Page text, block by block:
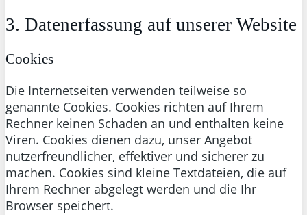
3. Datenerfassung auf unserer Website
Cookies
Die Internetseiten verwenden teilweise so
genannte Cookies. Cookies richten auf Ihrem
Rechner keinen Schaden an und enthalten keine
Viren. Cookies dienen dazu, unser Angebot
nutzerfreundlicher, effektiver und sicherer zu
machen. Cookies sind kleine Textdateien, die auf
Ihrem Rechner abgelegt werden und die Ihr
Browser speichert.